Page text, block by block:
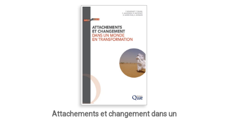
Attachements et changement dans un